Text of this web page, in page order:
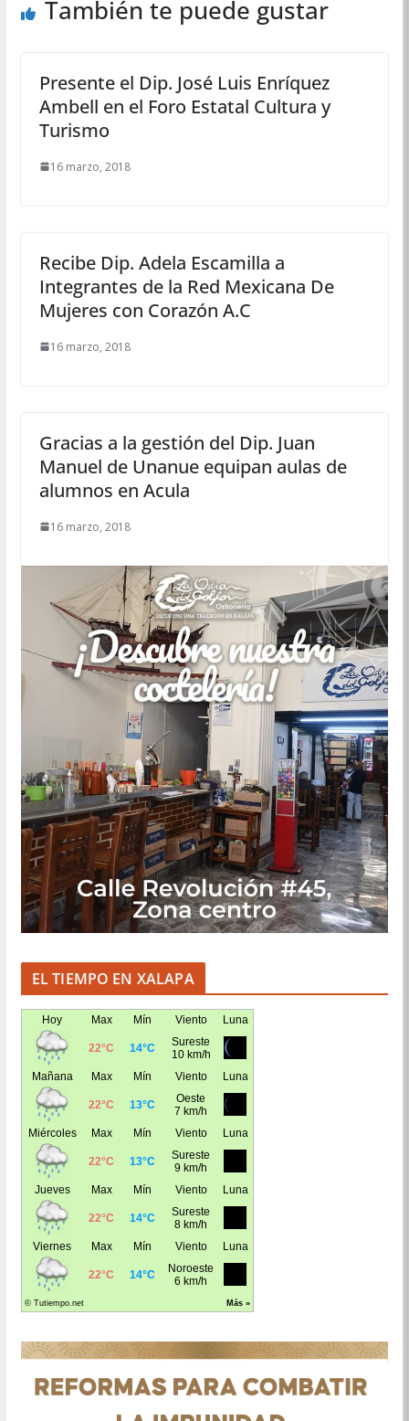
También te puede gustar
Presente el Dip. José Luis Enríquez
Ambell en el Foro Estatal Cultura y
Turismo
16 marzo, 2018
Recibe Dip. Adela Escamilla a
Integrantes de la Red Mexicana De
Mujeres con Corazón A.C
16 marzo, 2018
Gracias a la gestión del Dip. Juan
Manuel de Unanue equipan aulas de
alumnos en Acula
16 marzo, 2018
EL TIEMPO EN XALAPA